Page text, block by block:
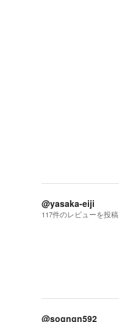
@yasaka-eiji
117件のレビューを投稿
@sogngn592